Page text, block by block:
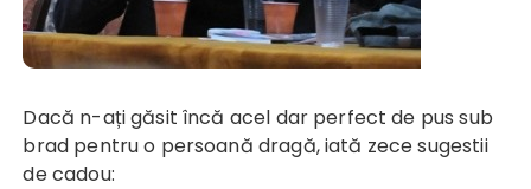
Dacă n-ați găsit încă acel dar perfect de pus sub
brad pentru o persoană dragă, iată zece sugestii
de cadou: